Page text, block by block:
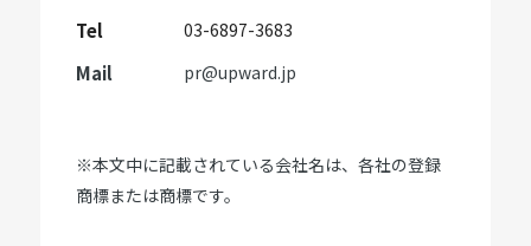
Tel 03-6897-3683
Mail pr@upward.jp
※本文中に記載されている会社名は、各社の登録
商標または商標です。